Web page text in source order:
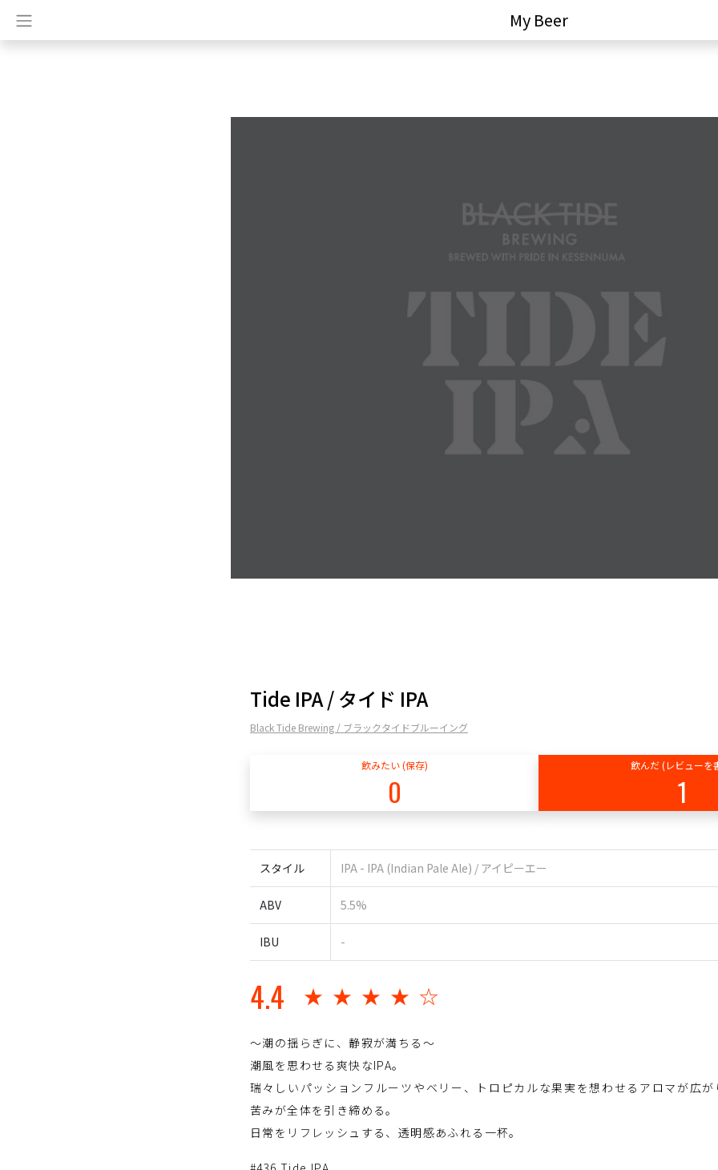
My Beer
Tide IPA / タイド IPA
Black Tide Brewing / ブラックタイドブルーイング
飲みたい (保存)
0
飲んだ (レビューを
1
スタイル IPA - IPA (Indian Pale Ale) / アイピーエー
ABV 5.5%
IBU -
4.4 ★★★★☆
～潮の揺らぎに、静寂が満ちる～
潮風を思わせる爽快なIPA。
瑞々しいパッションフルーツやベリー、トロピカルな果実を想わせるアロマが広
苦みが全体を引き締める。
日常をリフレッシュする、透明感あふれる一杯。